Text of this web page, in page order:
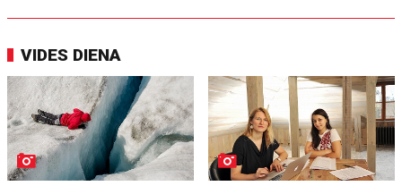
VIDES DIENA